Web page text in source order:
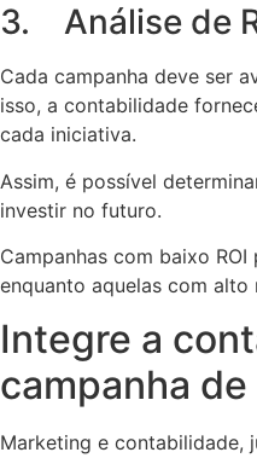
3. Análise de
Cada campanha deve ser
isso, a contabilidade
cada iniciativa.
Assim, é possível
investir no futuro.
Campanhas com baixo
enquanto aquelas com
Integre a
campanha
Marketing e contabilidade,